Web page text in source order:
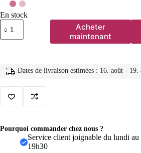
En stock
quantité
de
Bagues
acier
couleur
violette,
de
coquille
d'ormeau
Acheter
maintenant
Dates de livraison estimées : 16. août - 19.
Pourquoi commander chez nous ?
Service client joignable du lundi au
19h30